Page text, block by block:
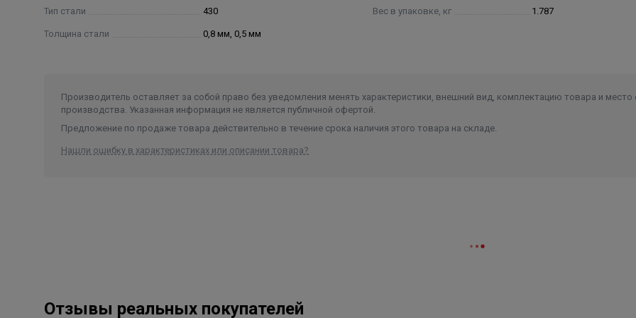
Тип стали 430
Толщина стали 0,8 мм, 0,5 мм
Вес в упаковке, кг 1.787
Производитель оставляет за собой право без уведомления менять характеристики, внешний вид, комплектацию товара и место
производства. Указанная информация не является публичной офертой.
Предложение по продаже товара действительно в течение срока наличия этого товара на складе.
Нашли ошибку в характеристиках или описании товара?
Отзывы реальных покупателей